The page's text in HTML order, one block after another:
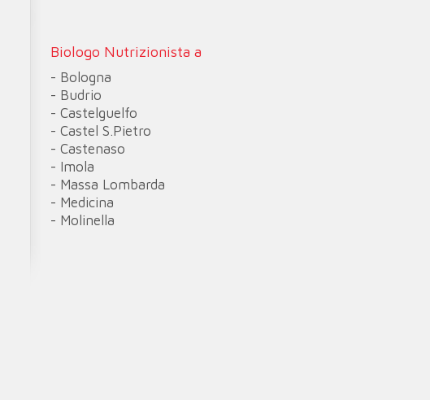
Biologo Nutrizionista a
- Bologna
- Budrio
- Castelguelfo
- Castel S.Pietro
- Castenaso
- Imola
- Massa Lombarda
- Medicina
- Molinella